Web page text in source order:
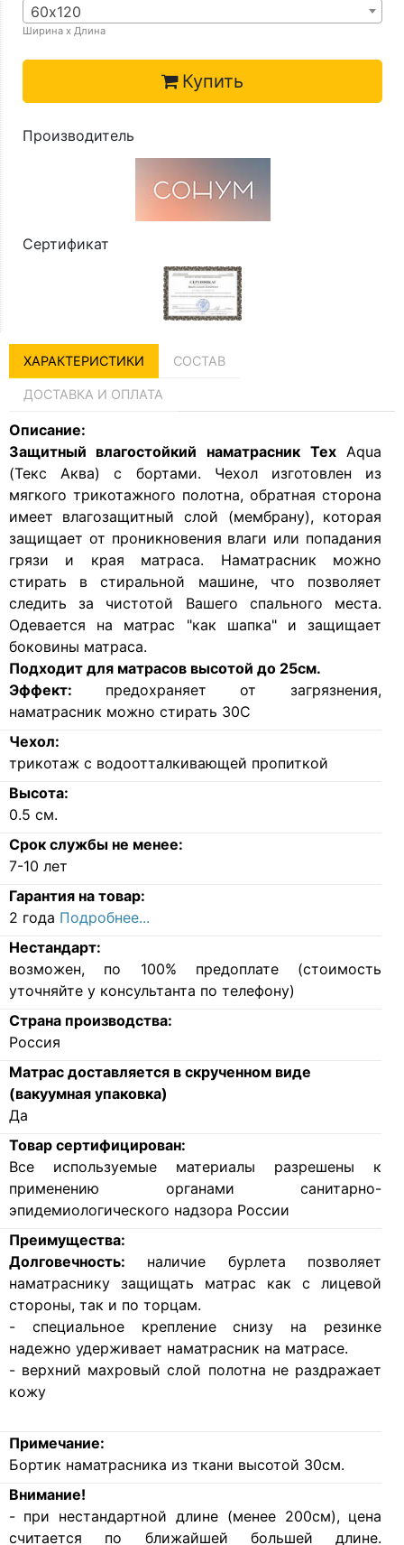
60х120
Ширина х Длина
Купить
Производитель
Сертификат
ХАРАКТЕРИСТИКИ СОСТАВ
ДОСТАВКА И ОПЛАТА
Описание:
Защитный влагостойкий наматрасник TexAqua
(Текс Аква) с бортами. Чехол изготовлен из
мягкого трикотажного полотна, обратная сторона
имеет влагозащитный слой (мембрану), которая
защищает от проникновения влаги или попадания
грязи и края матраса. Наматрасник можно
стирать в стиральной машине, что позволяет
следить за чистотой Вашего спального места.
Одевается на матрас "как шапка" и защищает
боковины матраса.
Подходит для матрасов высотой до 25см.
Эффект: предохраняет от загрязнения,
наматрасник можно стирать 30С
Чехол:
трикотаж с водоотталкивающей пропиткой
Высота:
0.5 см.
Срок службы не менее:
7-10 лет
Гарантия на товар:
2 года Подробнее...
Нестандарт:
возможен, по 100% предоплате (стоимость
уточняйте у консультанта по телефону)
Страна производства:
Россия
Матрас доставляется в скрученном виде
(вакуумная упаковка)
Да
Товар сертифицирован:
Все используемые материалы разрешены к
применению органами санитарно-
эпидемиологического надзора России
Преимущества:
Долговечность: наличие бурлета позволяет
наматраснику защищать матрас как с лицевой
стороны, так и по торцам.
- специальное крепление снизу на резинке
надежно удерживает наматрасник на матрасе.
- верхний махровый слой полотна не раздражает
кожу
Примечание:
Бортик наматрасника из ткани высотой 30см.
Внимание!
- при нестандартной длине (менее 200см), цена
считается по ближайшей большей длине.